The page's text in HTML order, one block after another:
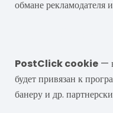
обмане рекламодателя
PostClick cookie —
будет привязан к
банеру и др.